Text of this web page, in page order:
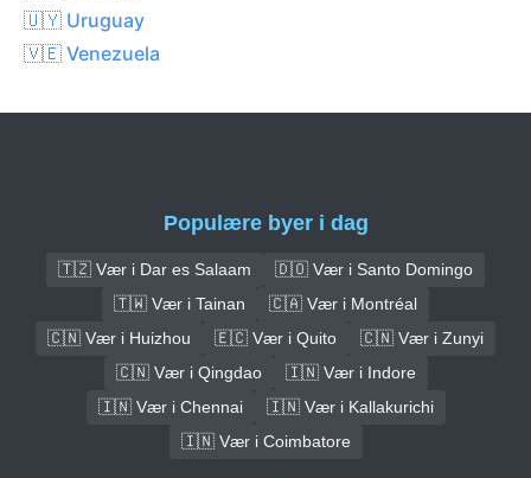
🇺🇾 Uruguay
🇻🇪 Venezuela
Populære byer i dag
🇹🇿 Vær i Dar es Salaam
🇩🇴 Vær i Santo Domingo
🇹🇼 Vær i Tainan
🇨🇦 Vær i Montréal
🇨🇳 Vær i Huizhou
🇪🇨 Vær i Quito
🇨🇳 Vær i Zunyi
🇨🇳 Vær i Qingdao
🇮🇳 Vær i Indore
🇮🇳 Vær i Chennai
🇮🇳 Vær i Kallakurichi
🇮🇳 Vær i Coimbatore